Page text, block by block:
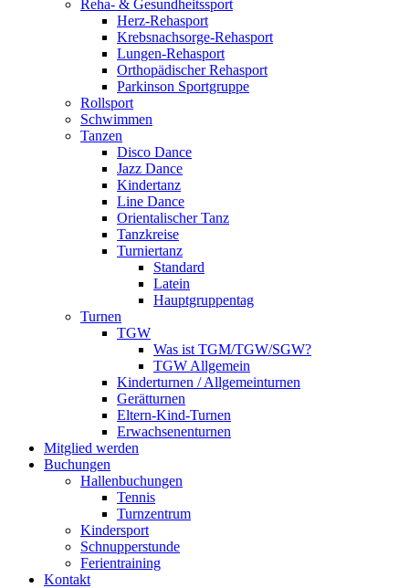
Reha- & Gesundheitssport
Herz-Rehasport
Krebsnachsorge-Rehasport
Lungen-Rehasport
Orthopädischer Rehasport
Parkinson Sportgruppe
Rollsport
Schwimmen
Tanzen
Disco Dance
Jazz Dance
Kindertanz
Line Dance
Orientalischer Tanz
Tanzkreise
Turniertanz
Standard
Latein
Hauptgruppentag
Turnen
TGW
Was ist TGM/TGW/SGW?
TGW Allgemein
Kinderturnen / Allgemeinturnen
Gerätturnen
Eltern-Kind-Turnen
Erwachsenenturnen
Mitglied werden
Buchungen
Hallenbuchungen
Tennis
Turnzentrum
Kindersport
Schnupperstunde
Ferientraining
Kontakt